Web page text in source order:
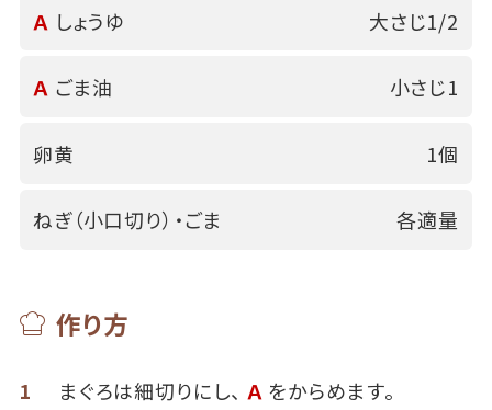
Ａ しょうゆ 大さじ1/2
Ａ ごま油 小さじ1
卵黄 1個
ねぎ（小口切り）・ごま 各適量
作り方
1 まぐろは細切りにし、 Ａ をからめます。